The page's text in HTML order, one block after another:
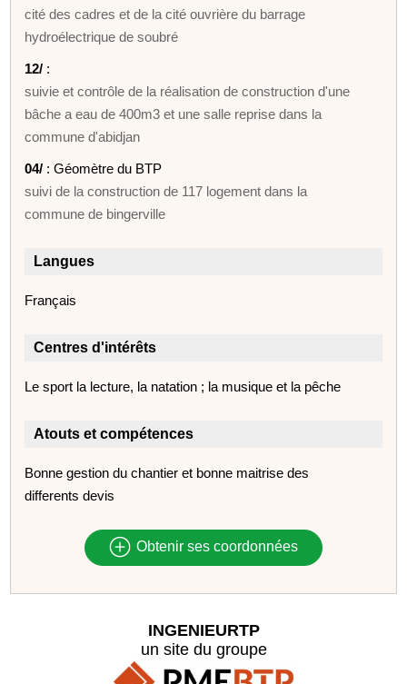
cité des cadres et de la cité ouvrière du barrage
hydroélectrique de soubré
12/ :
suivie et contrôle de la réalisation de construction d'une
bâche a eau de 400m3 et une salle reprise dans la
commune d'abidjan
04/ : Géomètre du BTP
suivi de la construction de 117 logement dans la
commune de bingerville
Langues
Français
Centres d'intérêts
Le sport la lecture, la natation ; la musique et la pêche
Atouts et compétences
Bonne gestion du chantier et bonne maitrise des
differents devis
Obtenir ses coordonnées
INGENIEURTP
un site du groupe